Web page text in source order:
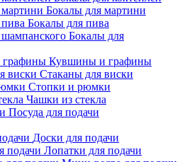
Бокалы для мартини
Бокалы для пива
Бокалы для
Кувшины и графины
Стаканы для виски
Стопки и рюмки
Чашки из стекла
Посуда для подачи
Доски для подачи
Лопатки для подачи